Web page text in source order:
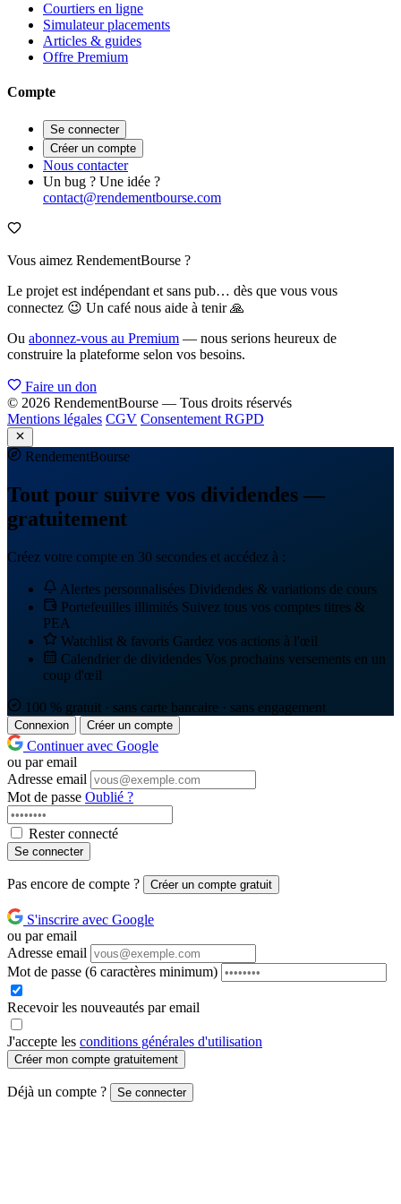
Courtiers en ligne
Simulateur placements
Articles & guides
Offre Premium
Compte
Se connecter
Créer un compte
Nous contacter
Un bug ? Une idée ?
contact@rendementbourse.com
Vous aimez RendementBourse ?
Le projet est indépendant et sans pub… dès que vous vous
connectez 😉 Un café nous aide à tenir 🙏
Ou abonnez-vous au Premium — nous serions heureux de
construire la plateforme selon vos besoins.
Faire un don
© 2026 RendementBourse — Tous droits réservés
Mentions légales CGV Consentement RGPD
RendementBourse
Tout pour suivre vos dividendes —
gratuitement
Créez votre compte en 30 secondes et accédez à :
Alertes personnalisées Dividendes & variations de cours
Portefeuilles illimités Suivez tous vos comptes titres &
PEA
Watchlist & favoris Gardez vos actions à l'œil
Calendrier de dividendes Vos prochains versements en un
coup d'œil
100 % gratuit · sans carte bancaire · sans engagement
Connexion Créer un compte
Continuer avec Google
ou par email
Adresse email
Mot de passe Oublié ?
Rester connecté
Se connecter
Pas encore de compte ? Créer un compte gratuit
S'inscrire avec Google
ou par email
Adresse email
Mot de passe (6 caractères minimum)
Recevoir les nouveautés par email
J'accepte les conditions générales d'utilisation
Créer mon compte gratuitement
Déjà un compte ? Se connecter